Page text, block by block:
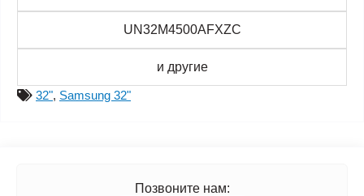
UN32M4500AFXZC
и другие
32", Samsung 32"
Позвоните нам: